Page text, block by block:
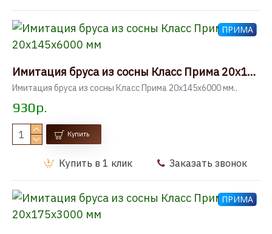
ПРИМА
Имитация бруса из сосны Класс Прима 20x145x6000 мм
Имитация бруса из сосны Класс Прима 20x145x6000 мм..
930р.
Купить
Купить в 1 клик Заказать звонок
ПРИМА